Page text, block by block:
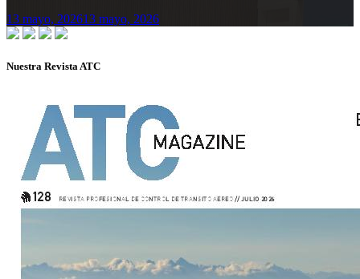
13 mayo, 202613 mayo, 2026
Nuestra Revista ATC